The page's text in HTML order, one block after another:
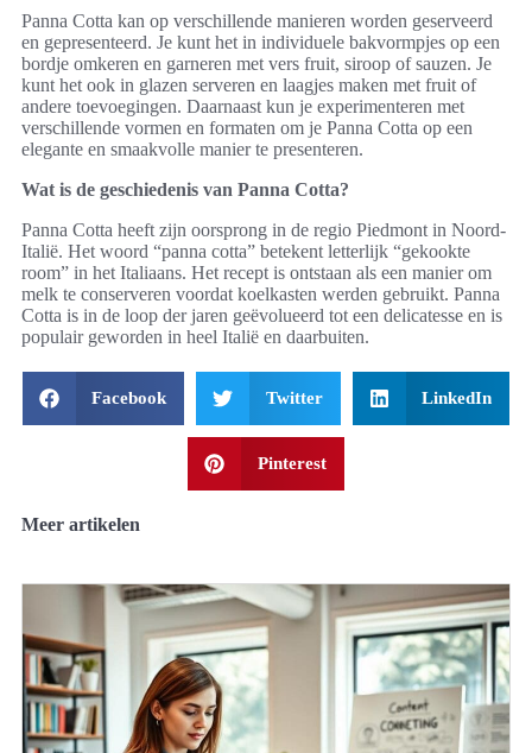
Panna Cotta kan op verschillende manieren worden geserveerd
en gepresenteerd. Je kunt het in individuele bakvormpjes op een
bordje omkeren en garneren met vers fruit, siroop of sauzen. Je
kunt het ook in glazen serveren en laagjes maken met fruit of
andere toevoegingen. Daarnaast kun je experimenteren met
verschillende vormen en formaten om je Panna Cotta op een
elegante en smaakvolle manier te presenteren.
Wat is de geschiedenis van Panna Cotta?
Panna Cotta heeft zijn oorsprong in de regio Piedmont in Noord-
Italië. Het woord “panna cotta” betekent letterlijk “gekookte
room” in het Italiaans. Het recept is ontstaan als een manier om
melk te conserveren voordat koelkasten werden gebruikt. Panna
Cotta is in de loop der jaren geëvolueerd tot een delicatesse en is
populair geworden in heel Italië en daarbuiten.
Facebook Twitter LinkedIn
Pinterest
Meer artikelen